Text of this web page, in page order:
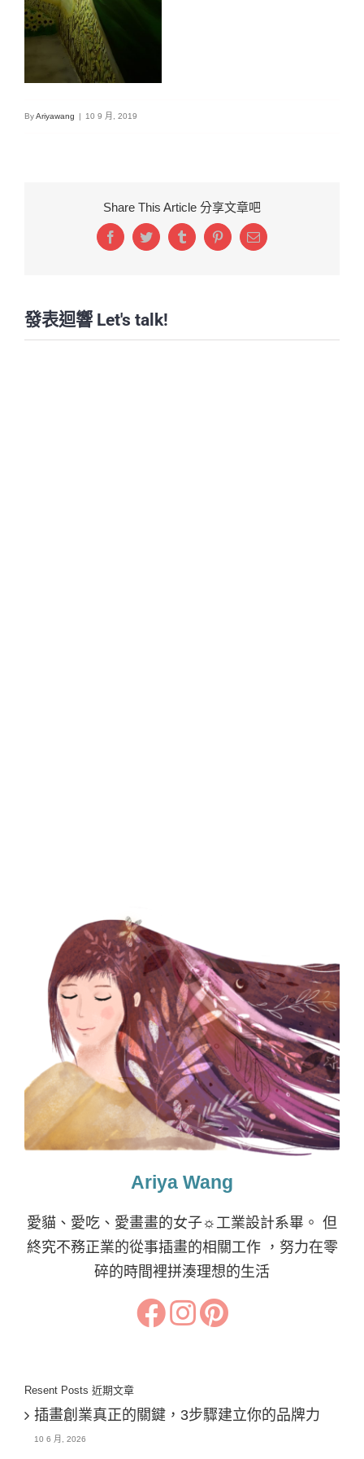
ByAriyawang 10 9 月, 2019
Share This Article 分享文章吧
FacebookTwitterTumblrPinterestEmail:
發表迴響 Let's talk!
Ariya Wang
愛貓、愛吃、愛畫畫的女子☼工業設計系畢。 但
終究不務正業的從事插畫的相關工作 ，努力在零
碎的時間裡拼湊理想的生活
Resent Posts 近期文章
插畫創業真正的關鍵，3步驟建立你的品牌力
10 6 月, 2026